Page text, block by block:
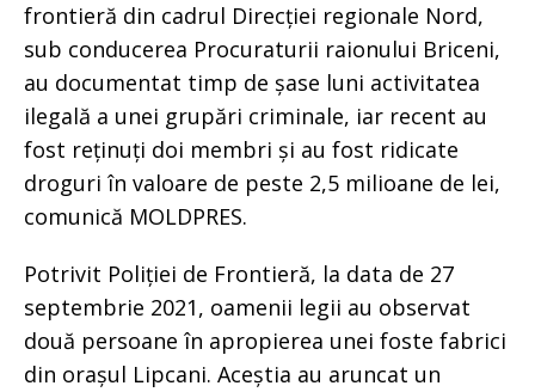
frontieră din cadrul Direcției regionale Nord,
sub conducerea Procuraturii raionului Briceni,
au documentat timp de șase luni activitatea
ilegală a unei grupări criminale, iar recent au
fost reținuți doi membri și au fost ridicate
droguri în valoare de peste 2,5 milioane de lei,
comunică MOLDPRES.
Potrivit Poliției de Frontieră, la data de 27
septembrie 2021, oamenii legii au observat
două persoane în apropierea unei foste fabrici
din orașul Lipcani. Aceștia au aruncat un